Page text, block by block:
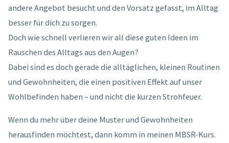
andere Angebot besucht und den Vorsatz gefasst, im Alltag
besser für dich zu sorgen.
Doch wie schnell verlieren wir all diese guten Ideen im
Rauschen des Alltags aus den Augen?
Dabei sind es doch gerade die alltäglichen, kleinen Routinen
und Gewohnheiten, die einen positiven Effekt auf unser
Wohlbefinden haben – und nicht die kurzen Strohfeuer.
Wenn du mehr über deine Muster und Gewohnheiten
herausfinden möchtest, dann komm in meinen MBSR-Kurs.